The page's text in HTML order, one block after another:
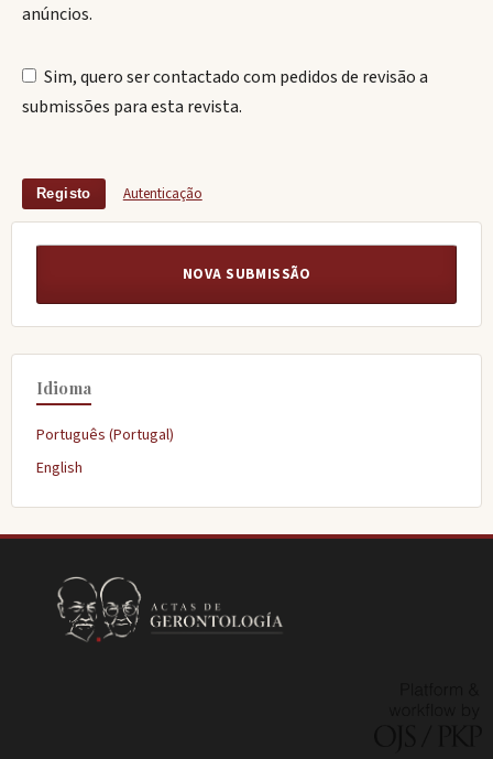
anúncios.
submissões para esta revista.
Registo Autenticação
NOVA SUBMISSÃO
Idioma
Português (Portugal)
English